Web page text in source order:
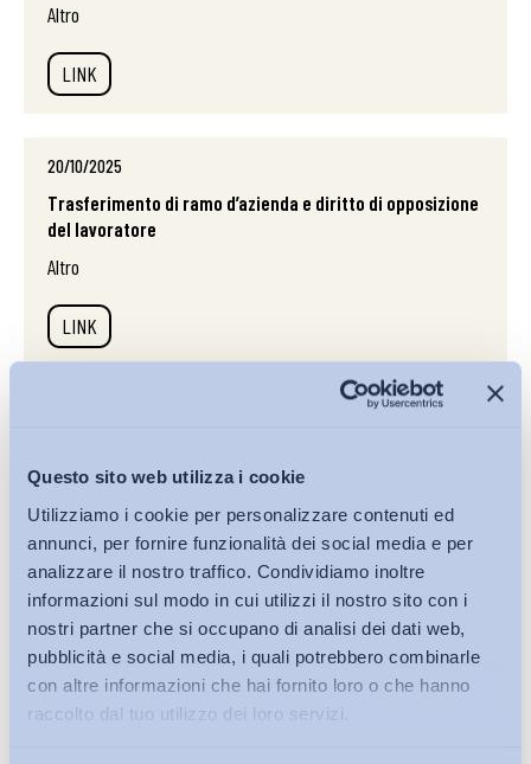
Questo sito web utilizza i cookie
Utilizziamo i cookie per personalizzare contenuti ed
annunci, per fornire funzionalità dei social media e per
analizzare il nostro traffico. Condividiamo inoltre
informazioni sul modo in cui utilizzi il nostro sito con i
nostri partner che si occupano di analisi dei dati web,
pubblicità e social media, i quali potrebbero combinarle
con altre informazioni che hai fornito loro o che hanno
raccolto dal tuo utilizzo dei loro servizi.
Altro
LINK
20/10/2025
Trasferimento di ramo d’azienda e diritto di opposizione
del lavoratore
Altro
LINK
giuslavoristico e previdenziale secondo l’INPS
Politiche del lavoro e Incentivi
LINK
27/01/2025
Intelligenza artificiale e prevenzione dei rischi